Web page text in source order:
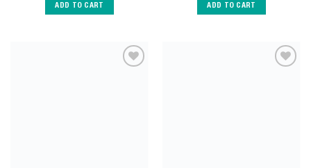
ADD TO CART ADD TO CART